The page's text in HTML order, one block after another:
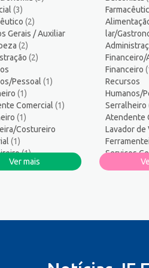
de Educação Infantil
1
1
1
Humanos/Pessoal
3
do Trabalho
2
Diversos
1
técnico de TI
1
Informática
1
(3)
(2)
Gerais / Auxiliar
(2)
(2)
Pessoal (1)
(1)
Comercial (1)
(1)
Costureiro
(1)
(1)
(1)
Ver mais
lar/
Financeiro/
Financeiro
Recursos
Humanos/
Serralheiro
Atendente
Lavador de
Serviços
de Limpeza